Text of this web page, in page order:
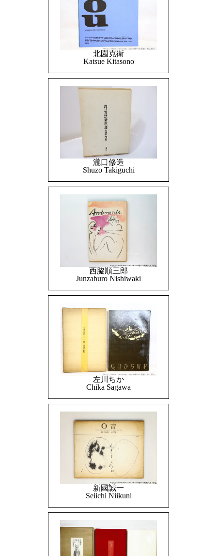
北園克衛
Katsue Kitasono
瀧口修造
Shuzo Takiguchi
西脇順三郎
Junzaburo Nishiwaki
左川ちか
Chika Sagawa
新國誠一
Seiichi Niikuni